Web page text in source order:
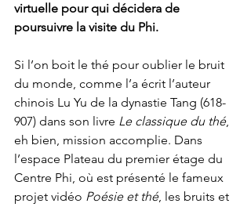
virtuelle pour qui décidera de
poursuivre la visite du Phi.
Si l’on boit le thé pour oublier le bruit
du monde, comme l’a écrit l’auteur
chinois Lu Yu de la dynastie Tang (618-
907) dans son livre Le classique du thé,
eh bien, mission accomplie. Dans
l’espace Plateau du premier étage du
Centre Phi, où est présenté le fameux
projet vidéo Poésie et thé, les bruits et